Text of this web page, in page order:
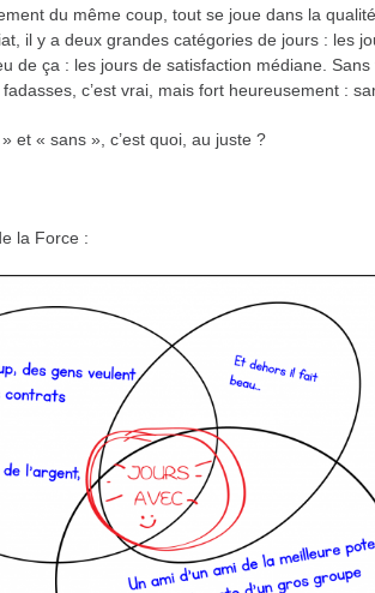
du même coup, tout se joue dans la
il y a deux grandes catégories de jours : les
de ça : les jours de satisfaction médiane. Sans
c’est vrai, mais fort heureusement :
et « sans », c’est quoi, au juste ?
la Force :